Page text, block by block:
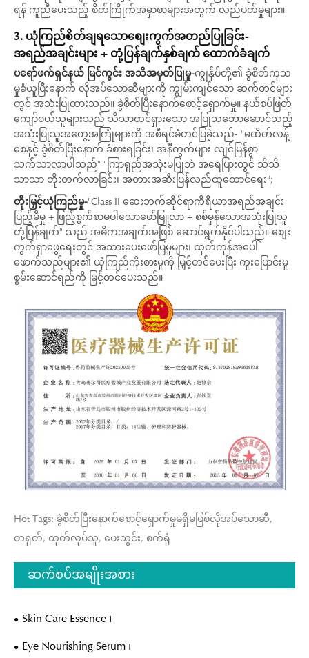
ရန် ကူညီပေးသည့် စိတ်ကြိုက်အမှာစာများအတွက် လည်ပတ်မှုများ။
3. ယုံကြည်စိတ်ချရသောစျေးကွက်အတည်ပြုခြင်း-
အရည်အချင်းများ + တုံ့ပြန်ချက်နှစ်ချက် ထောက်ခံချက်
ပရော်ဖက်ရှင်နယ် မြင်ကွင်း အသိအမှတ်ပြုမှု-ကျွန်ုပ်တို့၏ ခွဲစိတ်ကုသ
မှုခံယူပြီးနောက် လိုအပ်သောဆီများကို ကျွမ်းကျင်သော ဆက်တင်များ
တွင် အသုံးပြုထားသည်။ ခွဲစိတ်ပြီးနောက်စောင့်ရှောက်မှု။ နယ်စပ်ဖြတ်
ကျော်ဝယ်သူများသည် သိသာထင်ရှားသော အပြုသဘောဆောင်သည့်
အသုံးပြုသူအတွေ့အကြုံများကို အစီရင်ခံတင်ပြခဲ့သည်- "မထိတ်လန့်
စေနှင့် ခွဲစိတ်ပြီးနောက် ခံစားရခြင်း၊ အနီကွက်များ လျင်မြန်စွာ
သက်သာလာပါသည်" "ကြာရှည်အသုံးမပြုဘဲ အရေပြားတွင် သိသိ
သာသာ တိုးတက်လာခြင်း၊ အတားအဆီးပြန်လည်ထူထောင်ရေး";
တိုးမြှင့်ယုံကြည်မှု-"Class II ဆေးဘက်ဆိုင်ရာကိရိယာအရည်အချင်း
ပြည့်မီမှု + ဖြည့်စွက်စာမပါသောဖော်မြူလာ + စစ်မှန်သောအသုံးပြုသူ
တုံ့ပြန်ချက်" သည် အဓိကအချက်အဖြစ် ဆောင်ရွက်နိုင်ပါသည်။ စျေး
ကွက်ရှာဖွေရေးတွင် အသားပေးဖော်ပြမှုများ၊ ထုတ်ကုန်အပေါ်
ဖောက်သည်များ၏ ယုံကြည်ကိုးစားမှုကို မြှင့်တင်ပေးပြီး ကူးပြောင်းမှု
စွမ်းဆောင်ရည်ကို မြှင့်တင်ပေးသည်။
Hot Tags: ခွဲစိတ်ပြီးနောက်စောင့်ရှောက်မှုမရှိမဖြစ်လိုအပ်သောဆီ,
တရုတ်, ထုတ်လုပ်သူ, ပေးသွင်း, စက်ရုံ
ဆက်စပ်အမျိုးအစား
Skin Care Essence ၊
Eye Nourishing Serum ၊